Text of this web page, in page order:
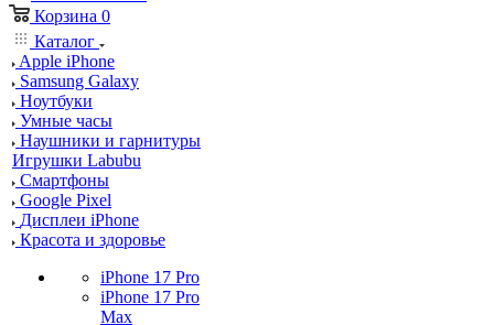
Корзина 0
Каталог
Apple iPhone
Samsung Galaxy
Ноутбуки
Умные часы
Наушники и гарнитуры
Игрушки Labubu
Смартфоны
Google Pixel
Дисплеи iPhone
Красота и здоровье
iPhone 17 Pro
iPhone 17 Pro
Max